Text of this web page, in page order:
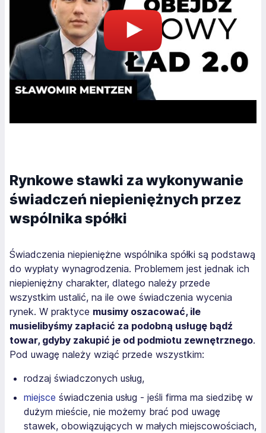
Rynkowe stawki za wykonywanie
świadczeń niepieniężnych przez
wspólnika spółki
Świadczenia niepieniężne wspólnika spółki są podstawą
do wypłaty wynagrodzenia. Problemem jest jednak ich
niepieniężny charakter, dlatego należy przede
wszystkim ustalić, na ile owe świadczenia wycenia
rynek. W praktyce musimy oszacować, ile
musielibyśmy zapłacić za podobną usługę bądź
towar, gdyby zakupić je od podmiotu zewnętrznego.
Pod uwagę należy wziąć przede wszystkim:
rodzaj świadczonych usług,
miejsce świadczenia usług - jeśli firma ma siedzibę w
dużym mieście, nie możemy brać pod uwagę
stawek, obowiązujących w małych miejscowościach,